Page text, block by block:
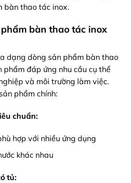
bàn thao tác inox.
bàn thao tác inox
dạng dòng sản phẩm bàn thao
phẩm đáp ứng nhu cầu cụ thể
và môi trường làm việc.
phẩm chính:
chuẩn:
hợp với nhiều ứng dụng
khác nhau
tủ: